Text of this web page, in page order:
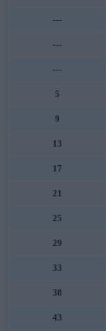
---
---
---
5
9
13
17
21
25
29
33
38
43